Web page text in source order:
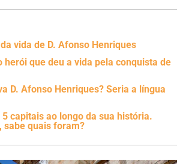
vida de D. Afonso Henriques
herói que deu a vida pela conquista de
D. Afonso Henriques? Seria a língua
capitais ao longo da sua história.
sabe quais foram?